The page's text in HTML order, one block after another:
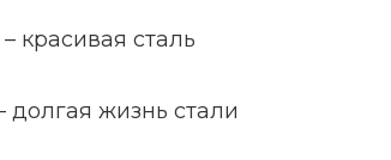
красивая сталь
долгая жизнь стали